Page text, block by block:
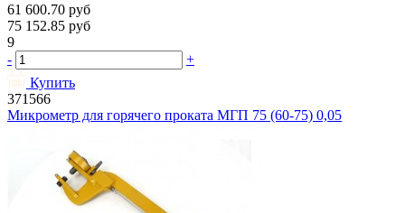
61 600.70 руб
75 152.85 руб
9
-
+
Купить
371566
Микрометр для горячего проката МГП 75 (60-75) 0,05